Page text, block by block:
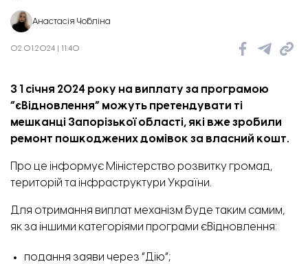
Колонки
Про нас
Редакційна політика
Анастасія Чобліна
02.01.2024 | 11:40
З 1 січня 2024 року на виплату за програмою
“єВідновлення” можуть претендувати ті
мешканці Запорізької області, які вже зробили
ремонт пошкоджених домівок за власний кошт.
Про це інформує Міністерство розвитку громад,
територій та інфраструктури України.
Для отримання виплат механізм буде таким самим,
як за іншими категоріями програми єВідновлення:
подання заяви через “Дію“;